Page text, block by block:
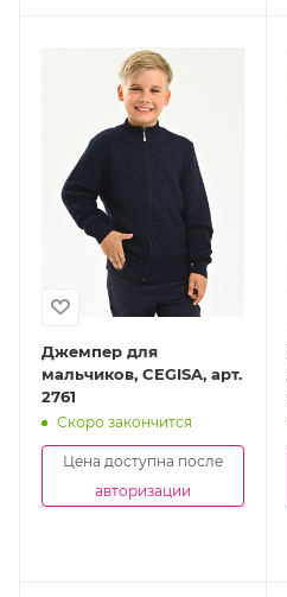
Джемпер для
мальчиков, CEGISA, арт.
2761
Скоро закончится
Цена доступна после
авторизации